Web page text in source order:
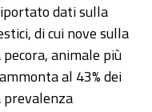
dati sulla
di cui nove sulla
animale più
al 43% dei
prevalenza